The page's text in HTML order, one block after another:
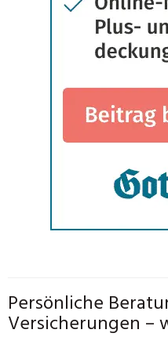
Persönliche
Versicherungen –